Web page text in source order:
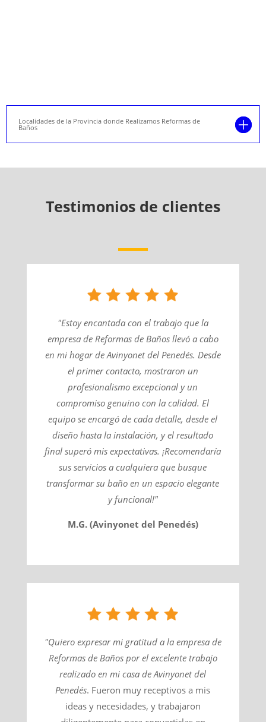
Localidades de la Provincia donde Realizamos Reformas de
Baños
Testimonios de clientes
"Estoy encantada con el trabajo que la
empresa de Reformas de Baños llevó a cabo
en mi hogar de Avinyonet del Penedés. Desde
el primer contacto, mostraron un
profesionalismo excepcional y un
compromiso genuino con la calidad. El
equipo se encargó de cada detalle, desde el
diseño hasta la instalación, y el resultado
final superó mis expectativas. ¡Recomendaría
sus servicios a cualquiera que busque
transformar su baño en un espacio elegante
y funcional!"
M.G. (Avinyonet del Penedés)
"Quiero expresar mi gratitud a la empresa de
Reformas de Baños por el excelente trabajo
realizado en mi casa deAvinyonet del
Penedés​. Fueron muy receptivos a mis
ideas y necesidades, y trabajaron